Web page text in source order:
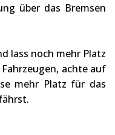
über das Bremsen
lass noch mehr Platz
achte auf
mehr Platz für das